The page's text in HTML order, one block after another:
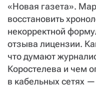
«Новая газета».
восстановить
некорректной
отзыва лицензии.
что думают
Коростелева и чем
в кабельных сетях